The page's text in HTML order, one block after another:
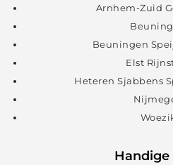
Arnhem-Zuid
Beuningen
Elst
Heteren Sjabbens
Handige